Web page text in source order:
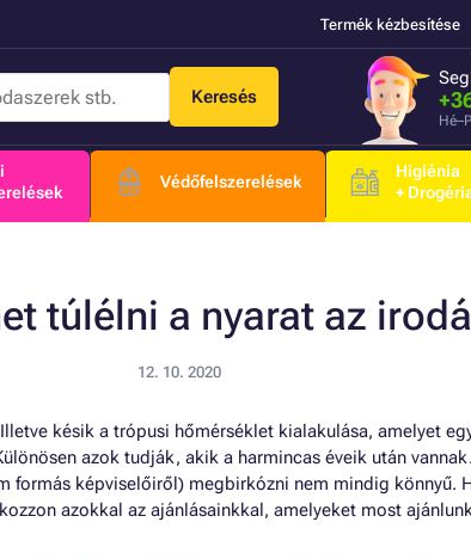
Termék kézbesítése
Keresés
Védőfelszerelések
Higiénia
+
túlélni a nyarat az
12. 10. 2020
késik a trópusi hőmérséklet kialakulása, amelyet
azok tudják, akik a harmincas éveik után
formás képviselőiről) megbirkózni nem mindig könnyű.
azokkal az ajánlásainkkal, amelyeket most